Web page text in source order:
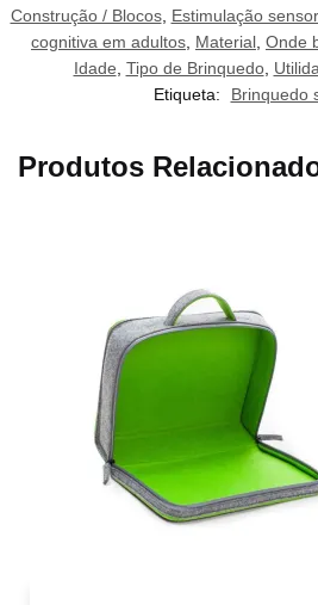
Construção / Blocos, Estimulação
cognitiva em adultos Material Onde
Idade Tipo de Brinquedo,
Etiqueta:
Brinquedo
Produtos